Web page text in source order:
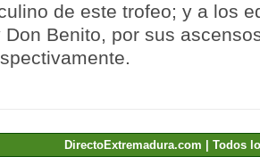
de este trofeo; y a los
Don Benito, por sus
DirectoExtremadura.com | Todos